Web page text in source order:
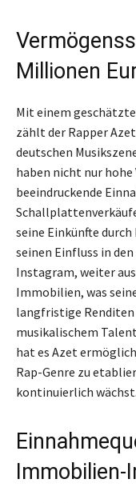
Millionen
Mit einem
zählt der Rapper
deutschen
haben nicht nur
beeindruckende
seine Einkünfte
seinen Einfluss in
Instagram, weiter
Immobilien, was
langfristige
musikalischem
hat es Azet
Rap-Genre zu
kontinuierlich wächst.
Immobilien-